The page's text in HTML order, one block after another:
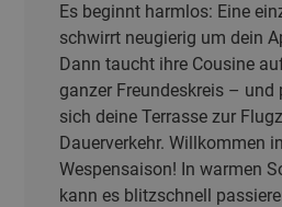
Es beginnt harmlos: Eine
schwirrt neugierig um dein
Dann taucht ihre Cousine
ganzer Freundeskreis –
sich deine Terrasse zur
Dauerverkehr. Willkommen
Wespensaison! In warmen
kann es blitzschnell